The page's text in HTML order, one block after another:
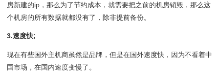
房新建的ip，那么为了节约成本，就需要把之前的机房销毁，那么这
个机房的所有数据就都没有了，除非提前备份。
3.速度快;
现在有些国外主机商虽然是品牌，但是在国外速度快，因为不看着中
国市场，在国内速度变慢了。